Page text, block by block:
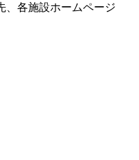
、各施設ホームページ